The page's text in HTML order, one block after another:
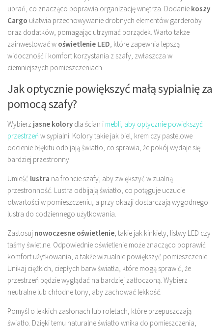
ubrań, co znacząco poprawia organizację wnętrza. Dodanie koszy
Cargo ułatwia przechowywanie drobnych elementów garderoby
oraz dodatków, pomagając utrzymać porządek. Warto także
zainwestować w oświetlenie LED , które zapewnia lepszą
widoczność i komfort korzystania z szafy, zwłaszcza w
ciemniejszych pomieszczeniach.
Jak optycznie powiększyć małą sypialnię za
pomocą szafy?
Wybierz jasne kolory dla ścian i mebli, aby optycznie powiększyć
przestrzeń w sypialni. Kolory takie jak biel, krem czy pastelowe
odcienie błękitu odbijają światło, co sprawia, że pokój wydaje się
bardziej przestronny.
Umieść lustra na froncie szafy, aby zwiększyć wizualną
przestronność. Lustra odbijają światło, co potęguje uczucie
otwartości w pomieszczeniu, a przy okazji dostarczają wygodnego
lustra do codziennego użytkowania.
Zastosuj nowoczesne oświetlenie , takie jak kinkiety, listwy LED czy
taśmy świetlne. Odpowiednie oświetlenie może znacząco poprawić
komfort użytkowania, a także wizualnie powiększyć pomieszczenie.
Unikaj ciężkich, ciepłych barw światła, które mogą sprawić, że
przestrzeń będzie wyglądać na bardziej zatłoczoną. Wybierz
neutralne lub chłodne tony, aby zachować lekkość.
Pomyśl o lekkich zasłonach lub roletach, które przepuszczają
światło. Dzięki temu naturalne światło wnika do pomieszczenia,